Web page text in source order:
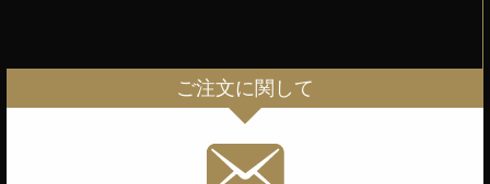
ご注文に関して